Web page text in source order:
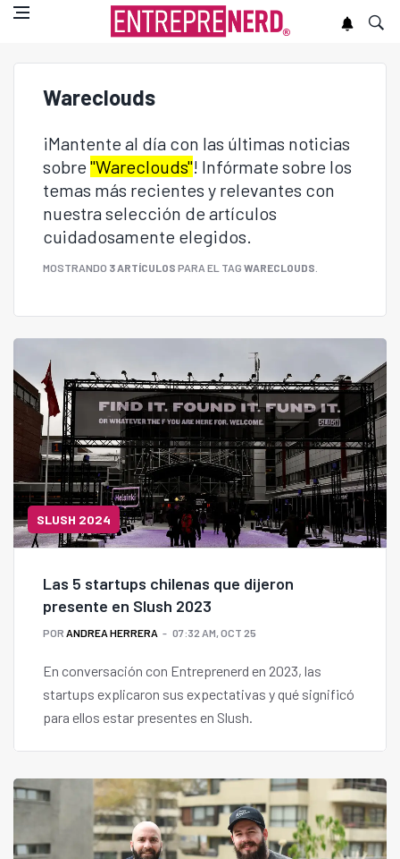
Wareclouds
¡Mantente al día con las últimas noticias
sobre "Wareclouds"! Infórmate sobre los
temas más recientes y relevantes con
nuestra selección de artículos
cuidadosamente elegidos.
MOSTRANDO 3 ARTÍCULOS PARA EL TAG WARECLOUDS
SLUSH 2024
Las 5 startups chilenas que dijeron
presente en Slush 2023
POR ANDREA HERRERA 07:32 AM, OCT 25
En conversación con Entreprenerd en 2023, las
startups explicaron sus expectativas y qué significó
para ellos estar presentes en Slush.